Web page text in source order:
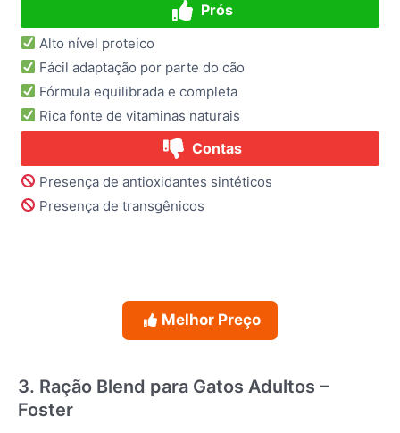
Prós
Alto nível proteico
Fácil adaptação por parte do cão
Fórmula equilibrada e completa
Rica fonte de vitaminas naturais
Contas
Presença de antioxidantes sintéticos
Presença de transgênicos
Melhor Preço
3. Ração Blend para Gatos Adultos –
Foster